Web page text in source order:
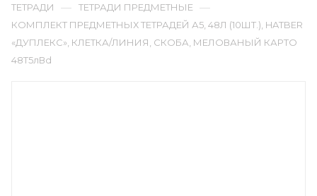
ТЕТРАДИ — ТЕТРАДИ ПРЕДМЕТНЫЕ —
КОМПЛЕКТ ПРЕДМЕТНЫХ ТЕТРАДЕЙ А5, 48Л (10ШТ.), HATBER
«ДУПЛЕКС», КЛЕТКА/ЛИНИЯ, СКОБА, МЕЛОВАНЫЙ КАРТО
48Т5лВd